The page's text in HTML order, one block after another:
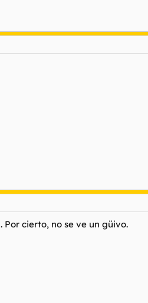
. Por cierto, no se ve un güivo.